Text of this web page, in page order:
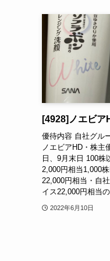
[4928]ノエビア
優待内容 自社グル
ノエビアHD・株主
日、9月末日 100株
2,000円相当1,000
22,000円相当・自
イス22,000円相当
2022年6月10日